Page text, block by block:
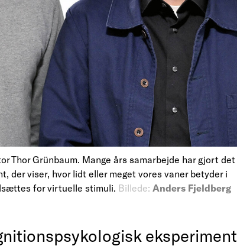
Thor Grünbaum. Mange års samarbejde har gjort det
der viser, hvor lidt eller meget vores vaner betyder i
for virtuelle stimuli. Billede: Anders Fjeldberg
eksperiment